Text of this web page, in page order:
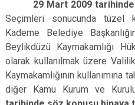
Esenler
Eyüpsultan
Şile
Silivri
Şişli
29 Mart 2009 tarihinde
Seçimleri sonucunda tüzel
Kademe Belediye
Beylikdüzü Kaymakamlığı
olarak kullanılmak üzere
Kaymakamlığının
diğer Kamu Kurum ve